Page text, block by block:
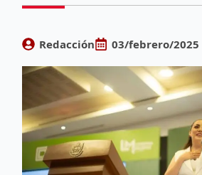
Redacción 03/febrero/2025